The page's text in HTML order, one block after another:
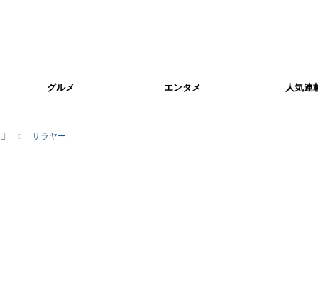
グルメ エンタメ 人気連
ホーム サラヤー